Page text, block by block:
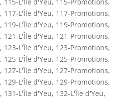
, 117-L'Île d'Yeu, 117-Promotions,
, 119-L'Île d'Yeu, 119-Promotions,
, 121-L'Île d'Yeu, 121-Promotions,
, 123-L'Île d'Yeu, 123-Promotions,
, 125-L'Île d'Yeu, 125-Promotions,
, 127-L'Île d'Yeu, 127-Promotions,
, 129-L'Île d'Yeu, 129-Promotions,
, 131-L'Île d'Yeu, 132-L'Île d'Yeu,